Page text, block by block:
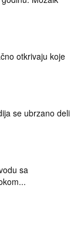
otkrivaju koje
se ubrzano deli
sa